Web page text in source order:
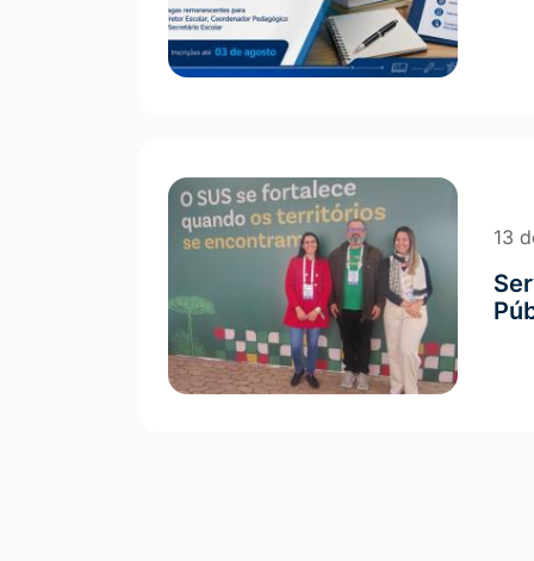
13